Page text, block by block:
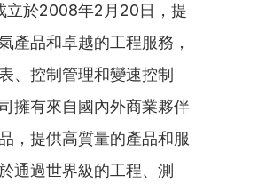
立於2008年2月20日，提
產品和卓越的工程服務，
、控制管理和變速控制
擁有來自國內外商業夥伴
，提供高質量的產品和服
通過世界級的工程、測